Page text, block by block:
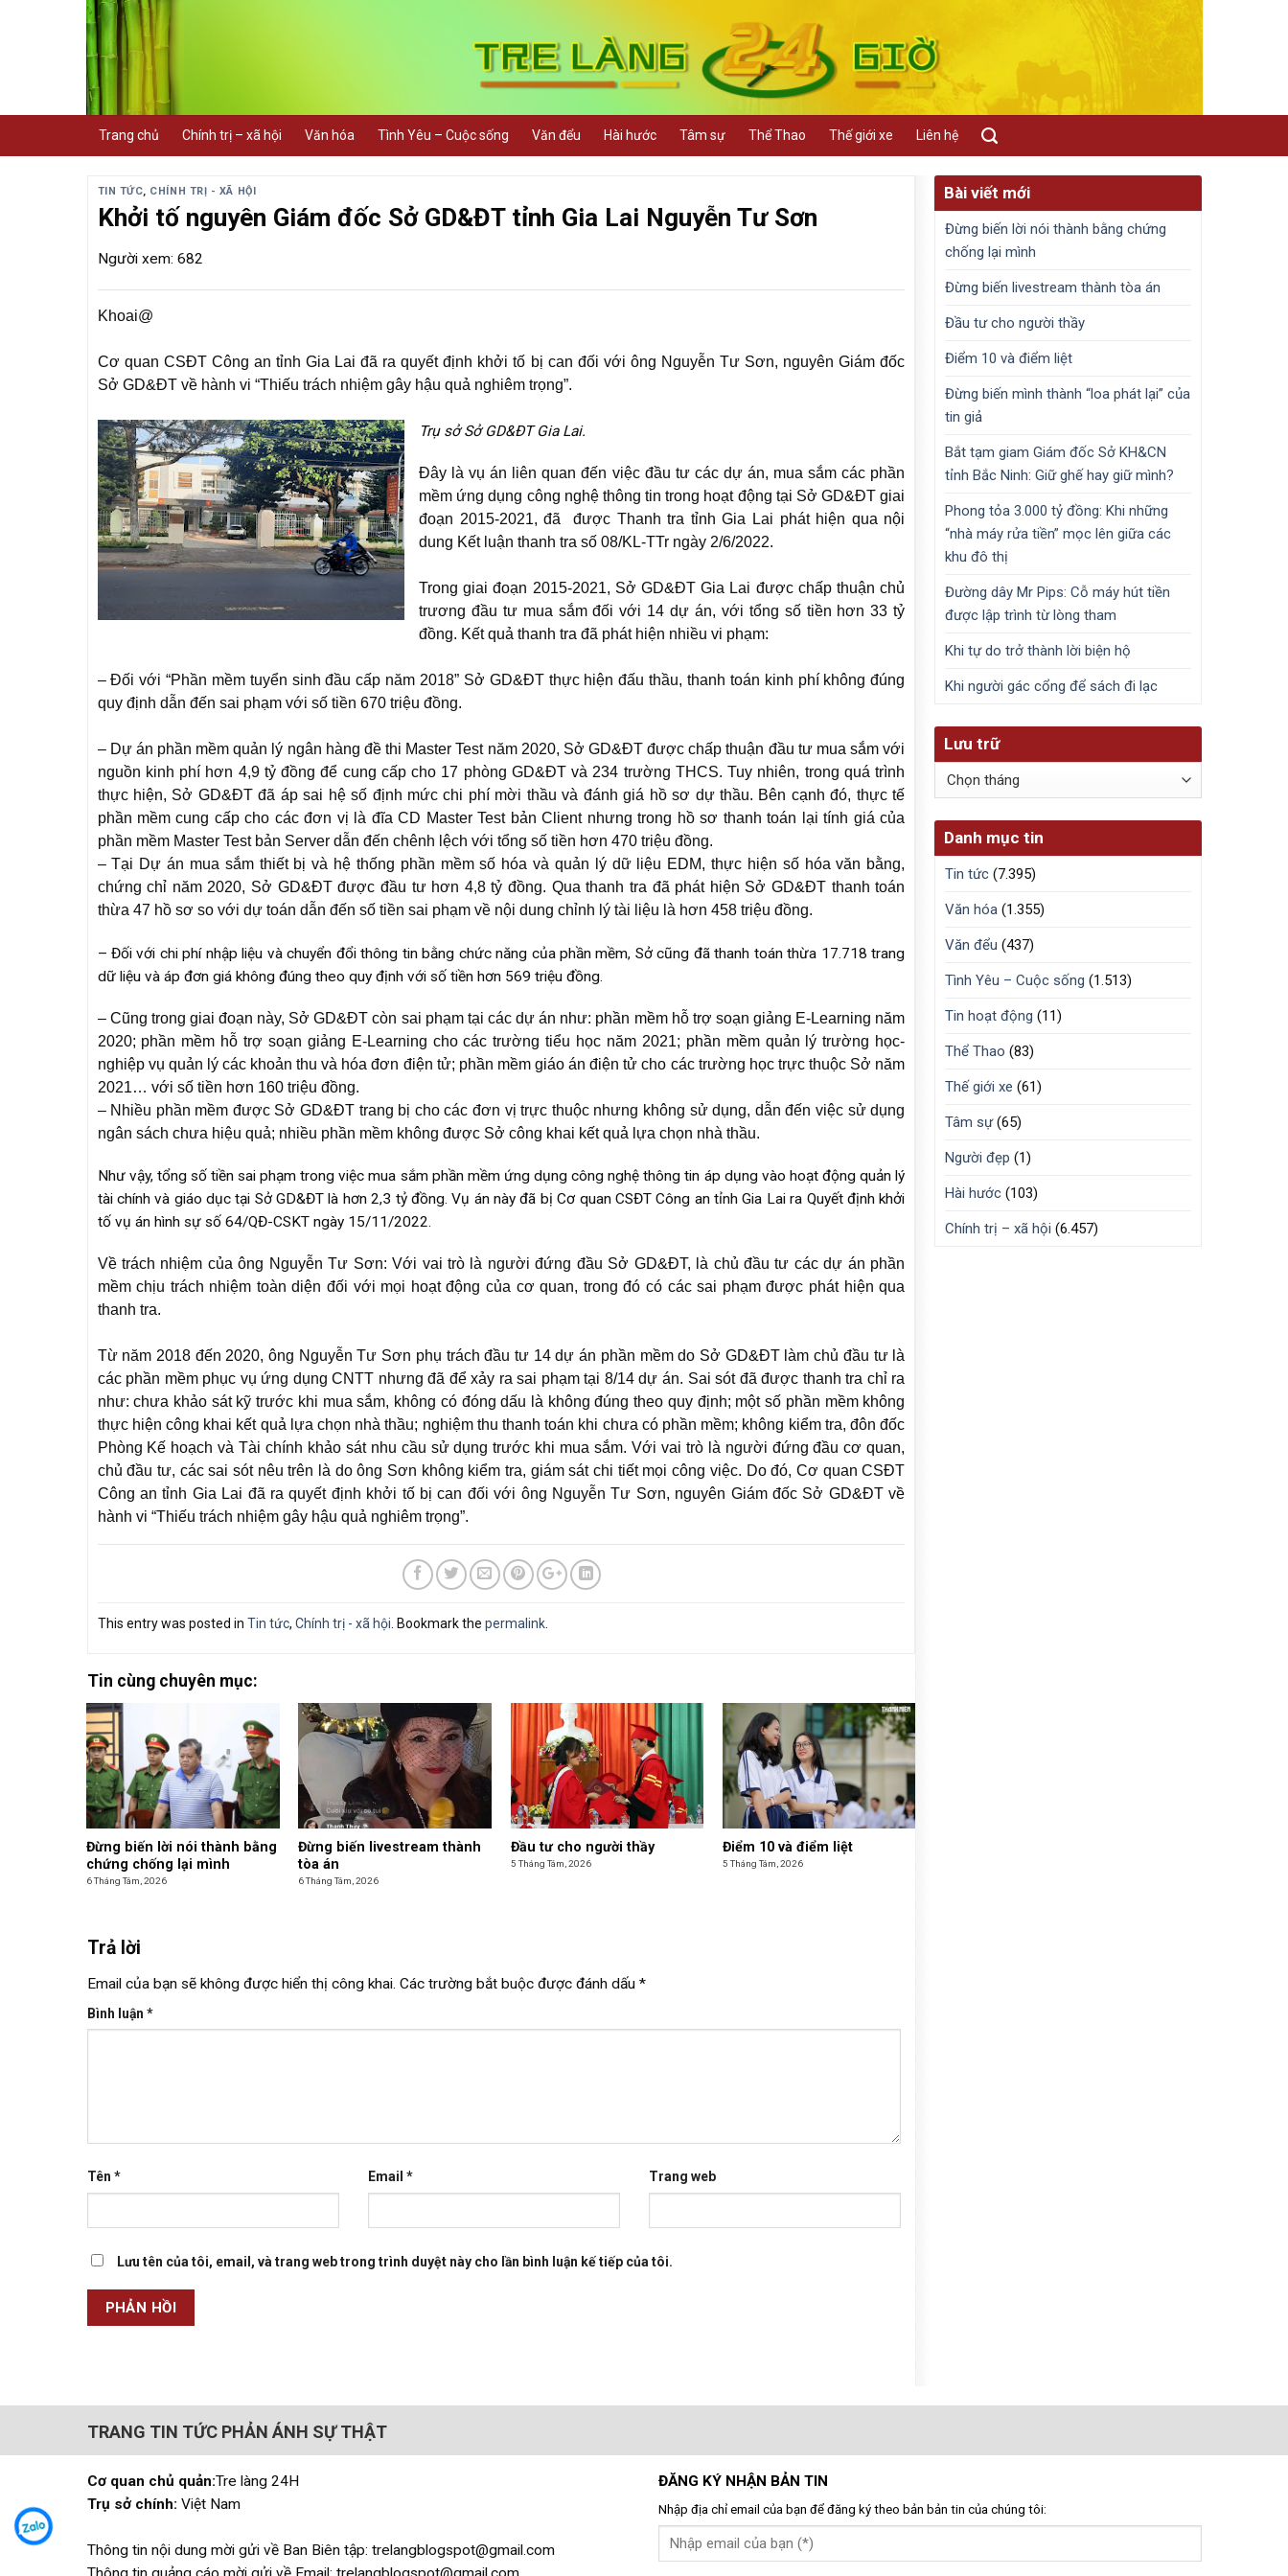
Trang chủ Chính trị – xã hội Văn hóa Tình Yêu – Cuộc sống Văn đểu Hài hước Tâm sự Thể Thao Thế giới xe Liên hệ
TIN TỨC, CHÍNH TRỊ - XÃ HỘI
Khởi tố nguyên Giám đốc Sở GD&ĐT tỉnh Gia Lai Nguyễn Tư Sơn
Người xem: 682
Khoai@
Cơ quan CSĐT Công an tỉnh Gia Lai đã ra quyết định khởi tố bị can đối với ông Nguyễn Tư Sơn, nguyên Giám đốc
Sở GD&ĐT về hành vi “Thiếu trách nhiệm gây hậu quả nghiêm trọng”.
Trụ sở Sở GD&ĐT Gia Lai.
Đây là vụ án liên quan đến việc đầu tư các dự án, mua sắm các phần
mềm ứng dụng công nghệ thông tin trong hoạt động tại Sở GD&ĐT giai
đoạn 2015-2021, đã được Thanh tra tỉnh Gia Lai phát hiện qua nội
dung Kết luận thanh tra số 08/KL-TTr ngày 2/6/2022.
Trong giai đoạn 2015-2021, Sở GD&ĐT Gia Lai được chấp thuận chủ
trương đầu tư mua sắm đối với 14 dự án, với tổng số tiền hơn 33 tỷ
đồng. Kết quả thanh tra đã phát hiện nhiều vi phạm:
– Đối với “Phần mềm tuyển sinh đầu cấp năm 2018” Sở GD&ĐT thực hiện đấu thầu, thanh toán kinh phí không đúng
quy định dẫn đến sai phạm với số tiền 670 triệu đồng.
– Dự án phần mềm quản lý ngân hàng đề thi Master Test năm 2020, Sở GD&ĐT được chấp thuận đầu tư mua sắm với
nguồn kinh phí hơn 4,9 tỷ đồng để cung cấp cho 17 phòng GD&ĐT và 234 trường THCS. Tuy nhiên, trong quá trình
thực hiện, Sở GD&ĐT đã áp sai hệ số định mức chi phí mời thầu và đánh giá hồ sơ dự thầu. Bên cạnh đó, thực tế
phần mềm cung cấp cho các đơn vị là đĩa CD Master Test bản Client nhưng trong hồ sơ thanh toán lại tính giá của
phần mềm Master Test bản Server dẫn đến chênh lệch với tổng số tiền hơn 470 triệu đồng.
– Tại Dự án mua sắm thiết bị và hệ thống phần mềm số hóa và quản lý dữ liệu EDM, thực hiện số hóa văn bằng,
chứng chỉ năm 2020, Sở GD&ĐT được đầu tư hơn 4,8 tỷ đồng. Qua thanh tra đã phát hiện Sở GD&ĐT thanh toán
thừa 47 hồ sơ so với dự toán dẫn đến số tiền sai phạm về nội dung chỉnh lý tài liệu là hơn 458 triệu đồng.
– Đối với chi phí nhập liệu và chuyển đổi thông tin bằng chức năng của phần mềm, Sở cũng đã thanh toán thừa 17.718 trang
dữ liệu và áp đơn giá không đúng theo quy định với số tiền hơn 569 triệu đồng.
– Cũng trong giai đoạn này, Sở GD&ĐT còn sai phạm tại các dự án như: phần mềm hỗ trợ soạn giảng E-Learning năm
2020; phần mềm hỗ trợ soạn giảng E-Learning cho các trường tiểu học năm 2021; phần mềm quản lý trường học-
nghiệp vụ quản lý các khoản thu và hóa đơn điện tử; phần mềm giáo án điện tử cho các trường học trực thuộc Sở năm
2021… với số tiền hơn 160 triệu đồng.
– Nhiều phần mềm được Sở GD&ĐT trang bị cho các đơn vị trực thuộc nhưng không sử dụng, dẫn đến việc sử dụng
ngân sách chưa hiệu quả; nhiều phần mềm không được Sở công khai kết quả lựa chọn nhà thầu.
Như vậy, tổng số tiền sai phạm trong việc mua sắm phần mềm ứng dụng công nghệ thông tin áp dụng vào hoạt động quản lý
tài chính và giáo dục tại Sở GD&ĐT là hơn 2,3 tỷ đồng. Vụ án này đã bị Cơ quan CSĐT Công an tỉnh Gia Lai ra Quyết định khởi
tố vụ án hình sự số 64/QĐ-CSKT ngày 15/11/2022.
Về trách nhiệm của ông Nguyễn Tư Sơn: Với vai trò là người đứng đầu Sở GD&ĐT, là chủ đầu tư các dự án phần
mềm chịu trách nhiệm toàn diện đối với mọi hoạt động của cơ quan, trong đó có các sai phạm được phát hiện qua
thanh tra.
Từ năm 2018 đến 2020, ông Nguyễn Tư Sơn phụ trách đầu tư 14 dự án phần mềm do Sở GD&ĐT làm chủ đầu tư là
các phần mềm phục vụ ứng dụng CNTT nhưng đã để xảy ra sai phạm tại 8/14 dự án. Sai sót đã được thanh tra chỉ ra
như: chưa khảo sát kỹ trước khi mua sắm, không có đóng dấu là không đúng theo quy định; một số phần mềm không
thực hiện công khai kết quả lựa chọn nhà thầu; nghiệm thu thanh toán khi chưa có phần mềm; không kiểm tra, đôn đốc
Phòng Kế hoạch và Tài chính khảo sát nhu cầu sử dụng trước khi mua sắm. Với vai trò là người đứng đầu cơ quan,
chủ đầu tư, các sai sót nêu trên là do ông Sơn không kiểm tra, giám sát chi tiết mọi công việc. Do đó, Cơ quan CSĐT
Công an tỉnh Gia Lai đã ra quyết định khởi tố bị can đối với ông Nguyễn Tư Sơn, nguyên Giám đốc Sở GD&ĐT về
hành vi “Thiếu trách nhiệm gây hậu quả nghiêm trọng”.
This entry was posted in Tin tức, Chính trị - xã hội . Bookmark the permalink.
Tin cùng chuyên mục:
Đừng biến lời nói thành bằng
chứng chống lại mình
6 Tháng Tám, 2026
Đừng biến livestream thành
tòa án
6 Tháng Tám, 2026
Đầu tư cho người thầy
5 Tháng Tám, 2026
Điểm 10 và điểm liệt
5 Tháng Tám, 2026
Trả lời
Email của bạn sẽ không được hiển thị công khai. Các trường bắt buộc được đánh dấu *
Bình luận *
Tên * Email * Trang web
Lưu tên của tôi, email, và trang web trong trình duyệt này cho lần bình luận kế tiếp của tôi.
Bài viết mới
Đừng biến lời nói thành bằng chứng
chống lại mình
Đừng biến livestream thành tòa án
Đầu tư cho người thầy
Điểm 10 và điểm liệt
Đừng biến mình thành “loa phát lại” của
tin giả
Bắt tạm giam Giám đốc Sở KH&CN
tỉnh Bắc Ninh: Giữ ghế hay giữ mình?
Phong tỏa 3.000 tỷ đồng: Khi những
“nhà máy rửa tiền” mọc lên giữa các
khu đô thị
Đường dây Mr Pips: Cỗ máy hút tiền
được lập trình từ lòng tham
Khi tự do trở thành lời biện hộ
Khi người gác cổng để sách đi lạc
Lưu trữ
Lưu
Danh mục tin
Tin tức (7.395)
Văn hóa (1.355)
Văn đểu (437)
Tình Yêu – Cuộc sống (1.513)
Tin hoạt động (11)
Thể Thao (83)
Thế giới xe (61)
Tâm sự(65)
Người đẹp (1)
Hài hước (103)
Chính trị – xã hội (6.457)
TRANG TIN TỨC PHẢN ÁNH SỰ THẬT
Cơ quan chủ quản:Tre làng 24H
Trụ sở chính: Việt Nam
Thông tin nội dung mời gửi về Ban Biên tập: trelangblogspot@gmail.com
ĐĂNG KÝ NHẬN BẢN TIN
Nhập địa chỉ email của bạn để đăng ký theo bản bản tin của chúng tôi: